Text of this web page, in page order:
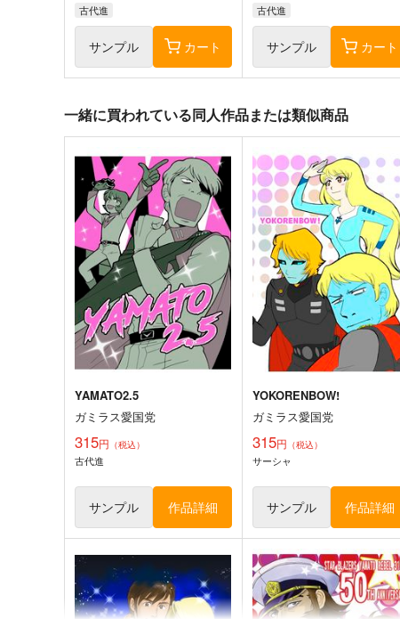
けしからんイラストレーショ
ンズ１４
にくきゅうのせんしたち
セール中 専売 385円（税込）
宇宙戦艦ヤマト3199
サーシャ
古代進
森雪
サンプル カート
YOKORENBOW!
ガミラス愛国党
専売 315 円（税込）
宇宙戦艦ヤマト
サーシャ
デスラー
アルフォン
サンプル カート
古代進
サンプル カート
古代進
サンプル カート
一緒に買われている同人作品または類似商品
YAMATO2.5
ガミラス愛国党
315円 （税込）
古代進
サンプル 作品詳細
YOKORENBOW!
ガミラス愛国党
315円 （税込）
サーシャ
サンプル 作品詳細